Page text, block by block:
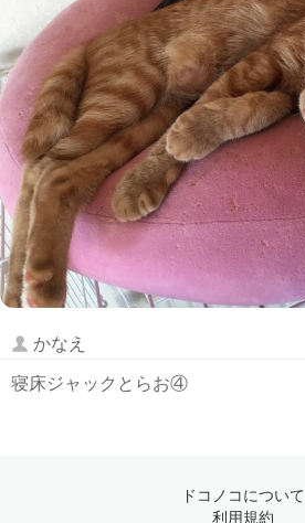
かなえ
寝床ジャックとらお④
ドコノコについて
利用規約